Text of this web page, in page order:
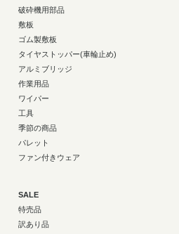
破砕機用部品
敷板
ゴム製敷板
タイヤストッパー(車輪止め)
アルミブリッジ
作業用品
ワイパー
工具
季節の商品
パレット
ファン付きウェア
SALE
特売品
訳あり品